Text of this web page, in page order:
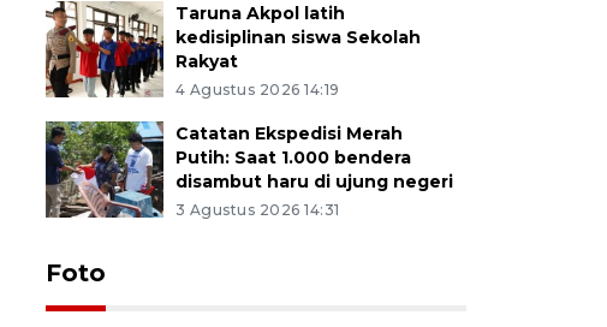
Taruna Akpol latih
kedisiplinan siswa Sekolah
Rakyat
4 Agustus 2026 14:19
Catatan Ekspedisi Merah
Putih: Saat 1.000 bendera
disambut haru di ujung negeri
3 Agustus 2026 14:31
Foto